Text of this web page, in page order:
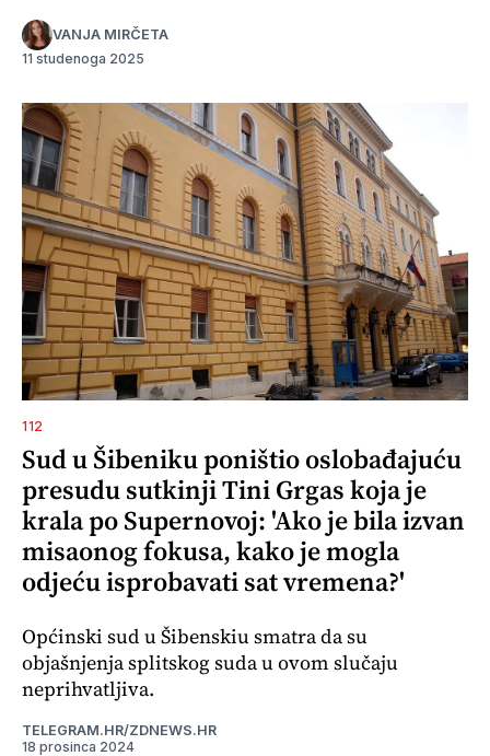
VANJA MIRČETA
11 studenoga 2025
112
Sud u Šibeniku poništio oslobađajuću
presudu sutkinji Tini Grgas koja je
krala po Supernovoj: 'Ako je bila izvan
misaonog fokusa, kako je mogla
odjeću isprobavati sat vremena?'
Općinski sud u Šibenskiu smatra da su
objašnjenja splitskog suda u ovom slučaju
neprihvatljiva.
TELEGRAM.HR/ZDNEWS.HR
18 prosinca 2024